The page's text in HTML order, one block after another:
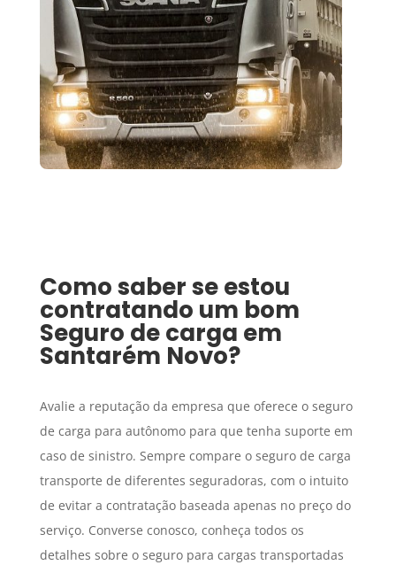
Como saber se estou
contratando um bom
Seguro de carga em
Santarém Novo?
Avalie a reputação da empresa que oferece o seguro
de carga para autônomo para que tenha suporte em
caso de sinistro. Sempre compare o seguro de carga
transporte de diferentes seguradoras, com o intuito
de evitar a contratação baseada apenas no preço do
serviço. Converse conosco, conheça todos os
detalhes sobre o seguro para cargas transportadas